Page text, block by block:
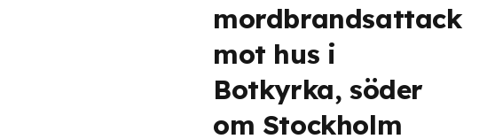
mordbrandsattack
mot hus i
Botkyrka, söder
om Stockholm